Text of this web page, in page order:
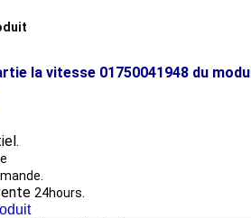
la vitesse 01750041948 du
24hours.